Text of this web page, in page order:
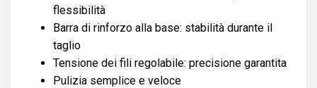
flessibilità
Barra di rinforzo alla base: stabilità durante il
taglio
Tensione dei fili regolabile: precisione garantita
Pulizia semplice e veloce